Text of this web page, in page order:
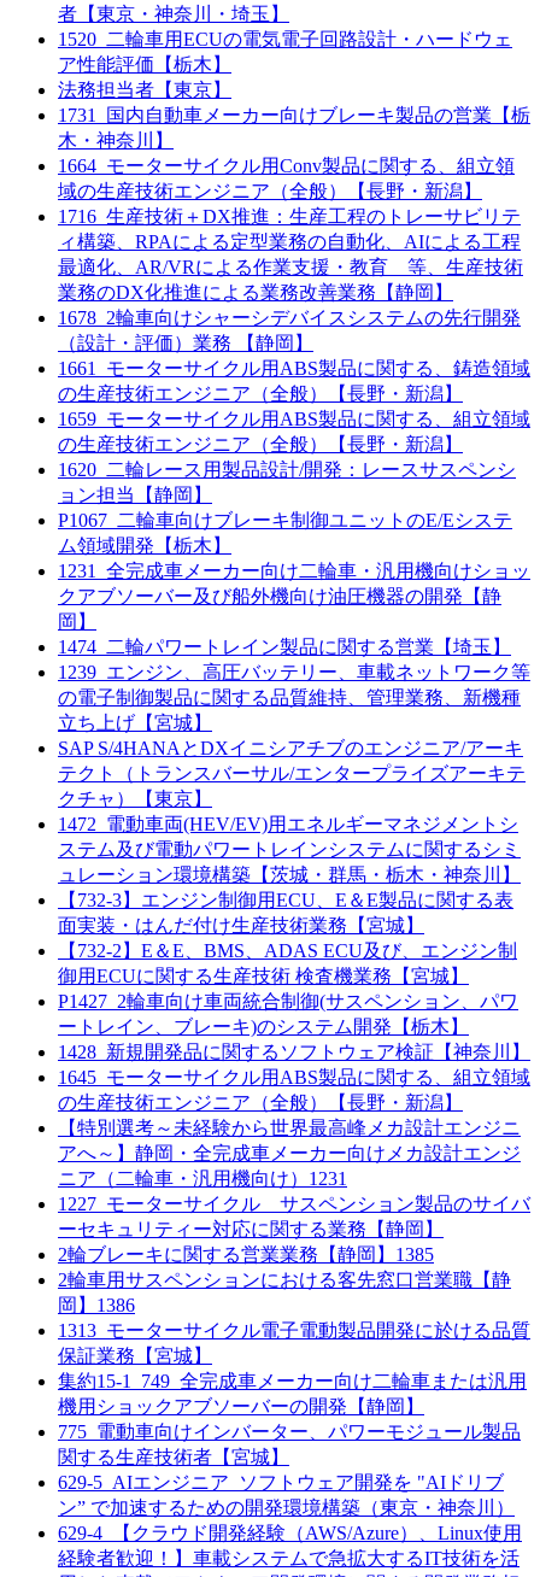
者【東京・神奈川・埼玉】
1520_二輪車用ECUの電気電子回路設計・ハードウェ
ア性能評価【栃木】
法務担当者【東京】
1731_国内自動車メーカー向けブレーキ製品の営業【栃
木・神奈川】
1664_モーターサイクル用Conv製品に関する、組立領
域の生産技術エンジニア（全般）【長野・新潟】
1716_生産技術＋DX推進：生産工程のトレーサビリテ
ィ構築、RPAによる定型業務の自動化、AIによる工程
最適化、AR/VRによる作業支援・教育 等、生産技術
業務のDX化推進による業務改善業務【静岡】
1678_2輪車向けシャーシデバイスシステムの先行開発
（設計・評価）業務 【静岡】
1661_モーターサイクル用ABS製品に関する、鋳造領域
の生産技術エンジニア（全般）【長野・新潟】
1659_モーターサイクル用ABS製品に関する、組立領域
の生産技術エンジニア（全般）【長野・新潟】
1620_二輪レース用製品設計/開発：レースサスペンシ
ョン担当【静岡】
P1067_二輪車向けブレーキ制御ユニットのE/Eシステ
ム領域開発【栃木】
1231_全完成車メーカー向け二輪車・汎用機向けショッ
クアブソーバー及び船外機向け油圧機器の開発【静
岡】
1474_二輪パワートレイン製品に関する営業【埼玉】
1239_エンジン、高圧バッテリー、車載ネットワーク等
の電子制御製品に関する品質維持、管理業務、新機種
立ち上げ【宮城】
SAP S/4HANAとDXイニシアチブのエンジニア/アーキ
テクト（トランスバーサル/エンタープライズアーキテ
クチャ）【東京】
1472_電動車両(HEV/EV)用エネルギーマネジメントシ
ステム及び電動パワートレインシステムに関するシミ
ュレーション環境構築【茨城・群馬・栃木・神奈川】
【732-3】エンジン制御用ECU、E＆E製品に関する表
面実装・はんだ付け生産技術業務【宮城】
【732-2】E＆E、BMS、ADAS ECU及び、エンジン制
御用ECUに関する生産技術 検査機業務【宮城】
P1427_2輪車向け車両統合制御(サスペンション、パワ
ートレイン、ブレーキ)のシステム開発【栃木】
1428_新規開発品に関するソフトウェア検証【神奈川】
1645_モーターサイクル用ABS製品に関する、組立領域
の生産技術エンジニア（全般）【長野・新潟】
【特別選考～未経験から世界最高峰メカ設計エンジニ
アへ～】静岡・全完成車メーカー向けメカ設計エンジ
ニア（二輪車・汎用機向け）1231
1227_モーターサイクル サスペンション製品のサイバ
ーセキュリティー対応に関する業務【静岡】
2輪ブレーキに関する営業業務【静岡】1385
2輪車用サスペンションにおける客先窓口営業職【静
岡】1386
1313_モーターサイクル電子電動製品開発に於ける品質
保証業務【宮城】
集約15-1_749_全完成車メーカー向け二輪車または汎用
機用ショックアブソーバーの開発【静岡】
775_電動車向けインバーター、パワーモジュール製品
関する生産技術者【宮城】
629-5_AIエンジニア_ソフトウェア開発を "AIドリブ
ン” で加速するための開発環境構築（東京・神奈川）
629-4_【クラウド開発経験（AWS/Azure）、Linux使用
経験者歓迎！】車載システムで急拡大するIT技術を活